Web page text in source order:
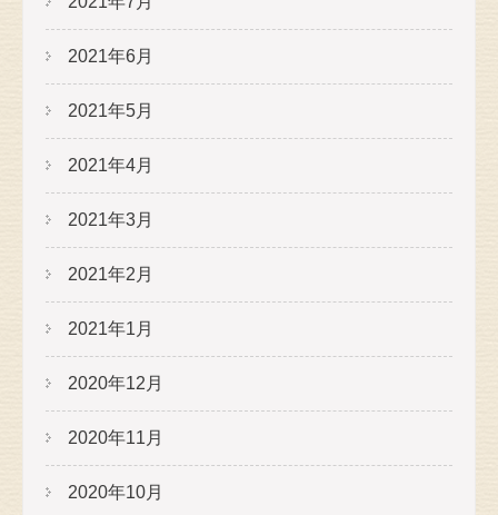
2021年6月
2021年5月
2021年4月
2021年3月
2021年2月
2021年1月
2020年12月
2020年11月
2020年10月